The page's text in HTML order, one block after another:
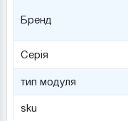
Бренд
Серія
тип модуля
sku